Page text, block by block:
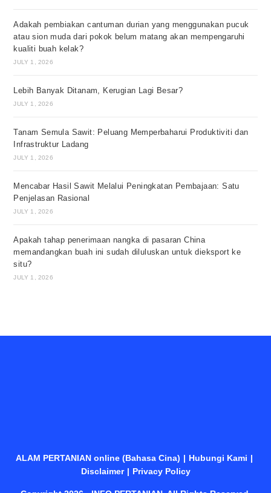
Adakah pembiakan cantuman durian yang menggunakan pucuk
atau sion muda dari pokok belum matang akan mempengaruhi
kualiti buah kelak?
JULY 1, 2026
Lebih Banyak Ditanam, Kerugian Lagi Besar?
JULY 1, 2026
Tanam Semula Sawit: Peluang Memperbaharui Produktiviti dan
Infrastruktur Ladang
JULY 1, 2026
Mencabar Hasil Sawit Melalui Peningkatan Pembajaan: Satu
Penjelasan Rasional
JULY 1, 2026
Apakah tahap penerimaan nangka di pasaran China
memandangkan buah ini sudah diluluskan untuk dieksport ke
situ?
JULY 1, 2026
ALAM PERTANIAN online (Bahasa Cina)
Hubungi Kami
Disclaimer
Privacy Policy